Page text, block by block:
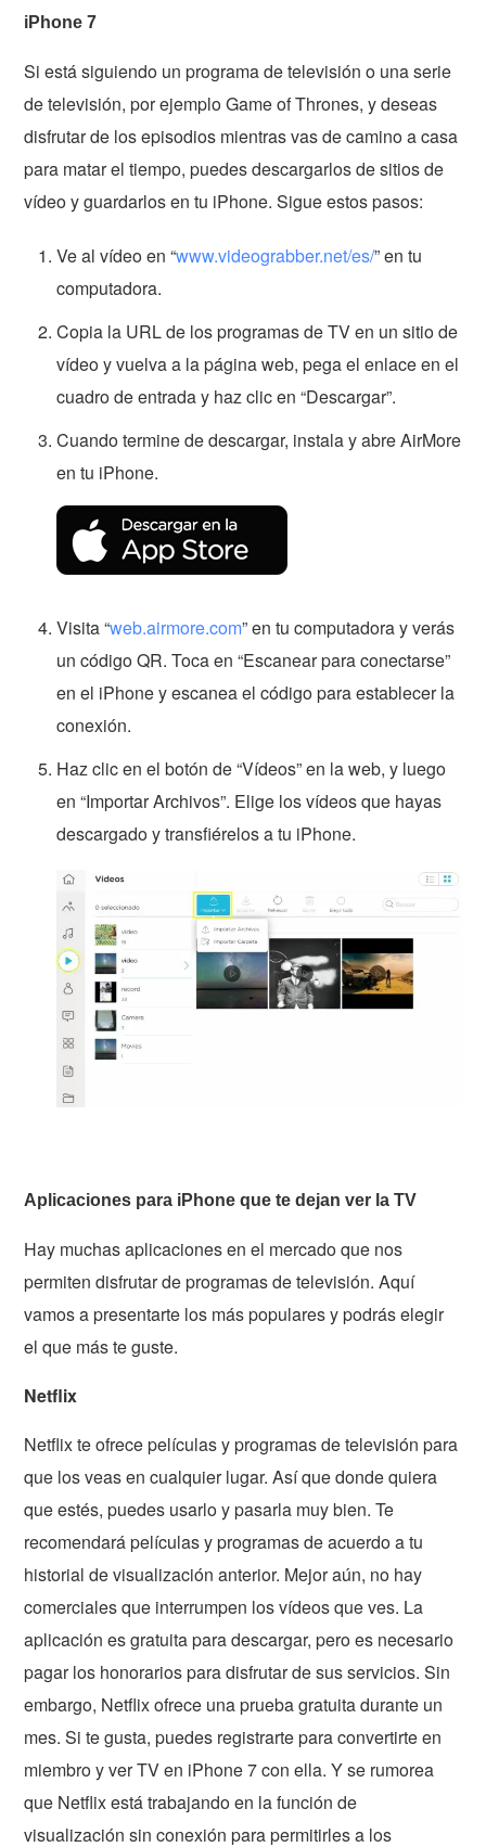
iPhone 7
Si está siguiendo un programa de televisión o una serie
de televisión, por ejemplo Game of Thrones, y deseas
disfrutar de los episodios mientras vas de camino a casa
para matar el tiempo, puedes descargarlos de sitios de
vídeo y guardarlos en tu iPhone. Sigue estos pasos:
Ve al vídeo en “www.videograbber.net/es/” en tu
computadora.
Copia la URL de los programas de TV en un sitio de
vídeo y vuelva a la página web, pega el enlace en el
cuadro de entrada y haz clic en “Descargar”.
Cuando termine de descargar, instala y abre AirMore
en tu iPhone.
Visita “web.airmore.com” en tu computadora y verás
un código QR. Toca en “Escanear para conectarse”
en el iPhone y escanea el código para establecer la
conexión.
Haz clic en el botón de “Vídeos” en la web, y luego
en “Importar Archivos”. Elige los vídeos que hayas
descargado y transfiérelos a tu iPhone.
Aplicaciones para iPhone que te dejan ver la TV
Hay muchas aplicaciones en el mercado que nos
permiten disfrutar de programas de televisión. Aquí
vamos a presentarte los más populares y podrás elegir
el que más te guste.
Netflix
Netflix te ofrece películas y programas de televisión para
que los veas en cualquier lugar. Así que donde quiera
que estés, puedes usarlo y pasarla muy bien. Te
recomendará películas y programas de acuerdo a tu
historial de visualización anterior. Mejor aún, no hay
comerciales que interrumpen los vídeos que ves. La
aplicación es gratuita para descargar, pero es necesario
pagar los honorarios para disfrutar de sus servicios. Sin
embargo, Netflix ofrece una prueba gratuita durante un
mes. Si te gusta, puedes registrarte para convertirte en
miembro y ver TV en iPhone 7 con ella. Y se rumorea
que Netflix está trabajando en la función de
visualización sin conexión para permitirles a los